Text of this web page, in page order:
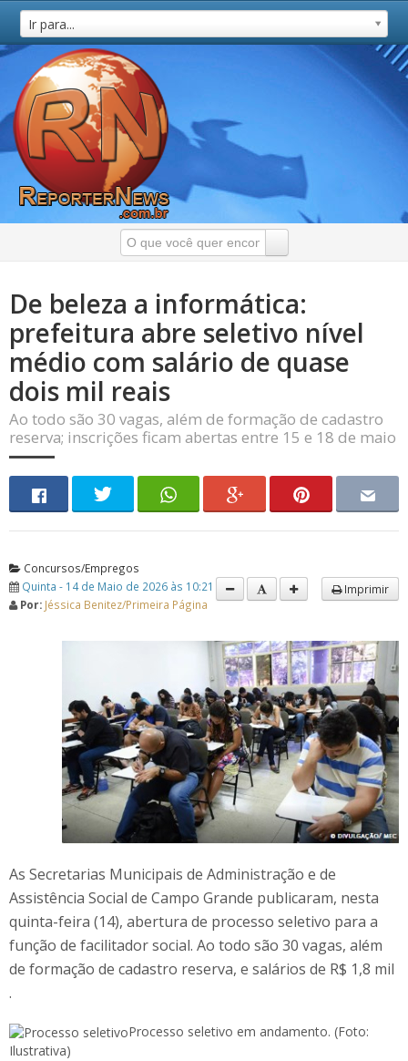
Ir para...
De beleza a informática:
prefeitura abre seletivo nível
médio com salário de quase
dois mil reais
Ao todo são 30 vagas, além de formação de cadastro
reserva; inscrições ficam abertas entre 15 e 18 de maio
Concursos/Empregos
Quinta - 14 de Maio de 2026 às 10:21
Por: Jéssica Benitez/Primeira Página
Imprimir
As Secretarias Municipais de Administração e de
Assistência Social de Campo Grande publicaram, nesta
quinta-feira (14), abertura de processo seletivo para a
função de facilitador social. Ao todo são 30 vagas, além
de formação de cadastro reserva, e salários de R$ 1,8 mil
.
Processo seletivo em andamento. (Foto:
Ilustrativa)